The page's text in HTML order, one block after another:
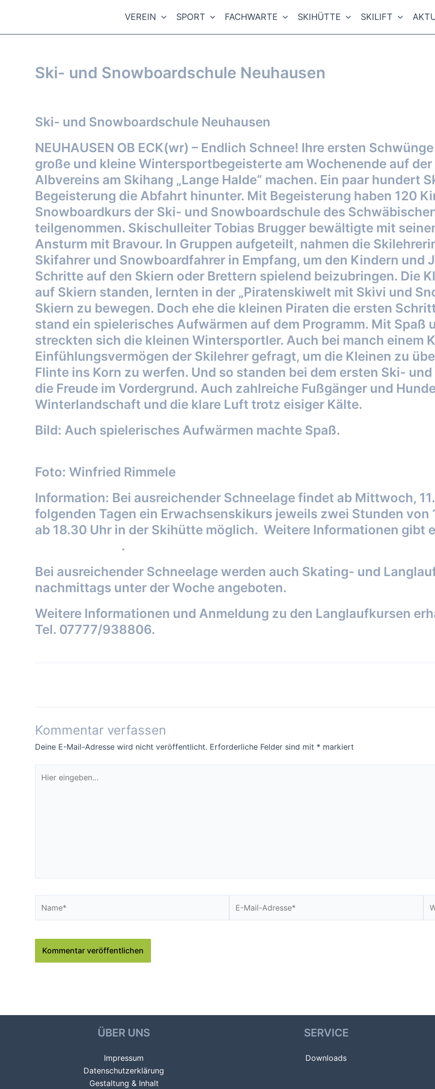
VEREIN SPORT FACHWARTE SKIHÜTTE SKILIFT
Ski- und Snowboardschule Neuhausen
Ski- und Snowboardschule Neuhausen
NEUHAUSEN OB ECK(wr) – Endlich Schnee! Ihre ersten
große und kleine Wintersportbegeisterte am Wochenende auf
Albvereins am Skihang „Lange Halde“ machen. Ein paar hundert
Begeisterung die Abfahrt hinunter. Mit Begeisterung haben 120
Snowboardkurs der Ski- und Snowboardschule des
teilgenommen. Skischulleiter Tobias Brugger bewältigte mit
Ansturm mit Bravour. In Gruppen aufgeteilt, nahmen die
Skifahrer und Snowboardfahrer in Empfang, um den Kindern und
Schritte auf den Skiern oder Brettern spielend beizubringen. Die
auf Skiern standen, lernten in der „Piratenskiwelt mit Skivi und
Skiern zu bewegen. Doch ehe die kleinen Piraten die ersten
stand ein spielerisches Aufwärmen auf dem Programm. Mit Spaß
streckten sich die kleinen Wintersportler. Auch bei manch einem
Einfühlungsvermögen der Skilehrer gefragt, um die Kleinen zu
Flinte ins Korn zu werfen. Und so standen bei dem ersten Ski-
die Freude im Vordergrund. Auch zahlreiche Fußgänger und
Winterlandschaft und die klare Luft trotz eisiger Kälte.
Bild: Auch spielerisches Aufwärmen machte Spaß.
Foto: Winfried Rimmele
Information: Bei ausreichender Schneelage findet ab Mittwoch,
folgenden Tagen ein Erwachsenskikurs jeweils zwei Stunden von
ab 18.30 Uhr in der Skihütte möglich. Weitere Informationen gibt
.
Bei ausreichender Schneelage werden auch Skating- und
nachmittags unter der Woche angeboten.
Weitere Informationen und Anmeldung zu den Langlaufkursen
Tel. 07777/938806.
Kommentar verfassen
Deine E-Mail-Adresse wird nicht veröffentlicht. Erforderliche Felder sind mit * markiert
eingeben…
Mail-
ÜBER UNS
Impressum
Datenschutzerklärung
Gestaltung & Inhalt
SERVICE
Downloads